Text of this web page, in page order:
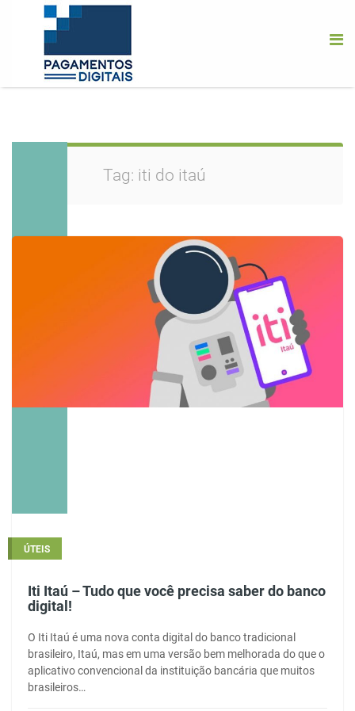
Tag: iti do itaú
ÚTEIS
Iti Itaú – Tudo que você precisa saber do banco
digital!
O Iti Itaú é uma nova conta digital do banco tradicional
brasileiro, Itaú, mas em uma versão bem melhorada do que o
aplicativo convencional da instituição bancária que muitos
brasileiros…